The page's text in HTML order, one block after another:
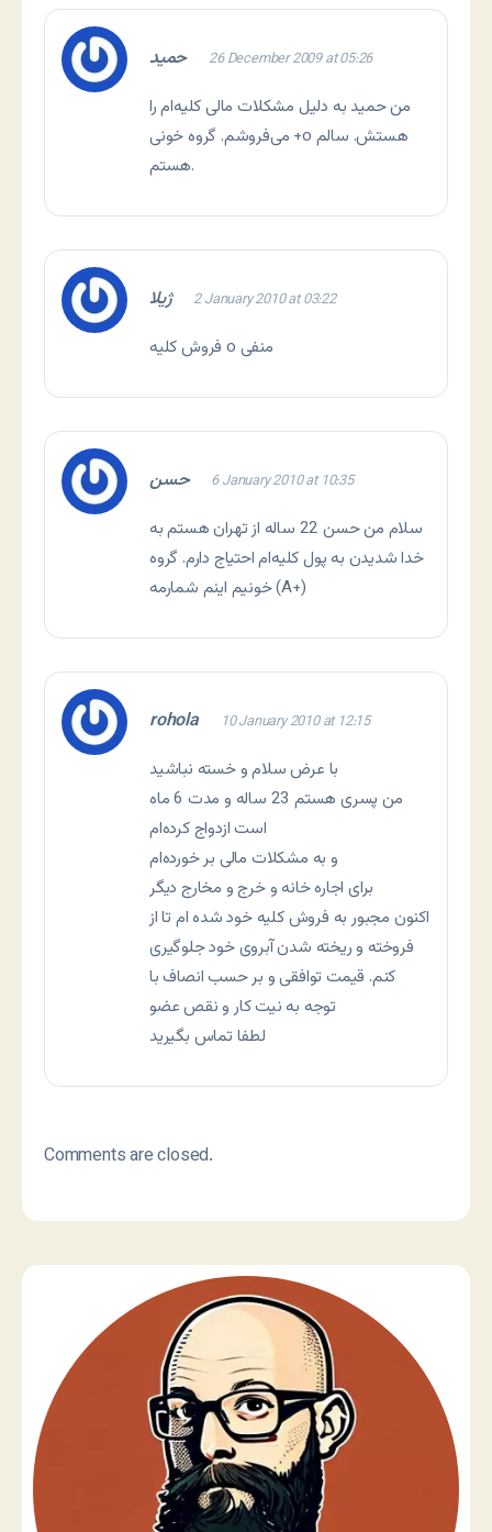
حمید 26 December 2009 at 05:26
من حمید به دلیل مشکلات مالی کلیه‌ام را
می‌فروشم. گروه خونی +o هستش. سالم
هستم.
ژیلا 2 January 2010 at 03:22
فروش کلیه o منفی
حسن 6 January 2010 at 10:35
سلام من حسن 22 ساله از تهران هستم به
خدا شدیدن به پول کلیه‌ام احتیاج دارم. گروه
خونیم اینم شمارمه (A+)
rohola 10 January 2010 at 12:15
با عرض سلام و خسته نباشید
من پسری هستم 23 ساله و مدت 6 ماه
است ازدواج کرده‌ام
و به مشکلات مالی بر خورده‌ام
برای اجاره خانه و خرج و مخارج دیگر
اکنون مجبور به فروش کلیه خود شده ام تا از
فروخته و ریخته شدن آبروی خود جلوگیری
کنم. قیمت توافقی و بر حسب انصاف با
توجه به نیت کار و نقص عضو
لطفا تماس بگیرید
Comments are closed.